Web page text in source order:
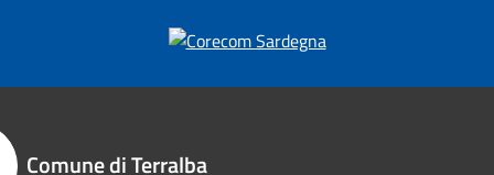
Comune di Terralba